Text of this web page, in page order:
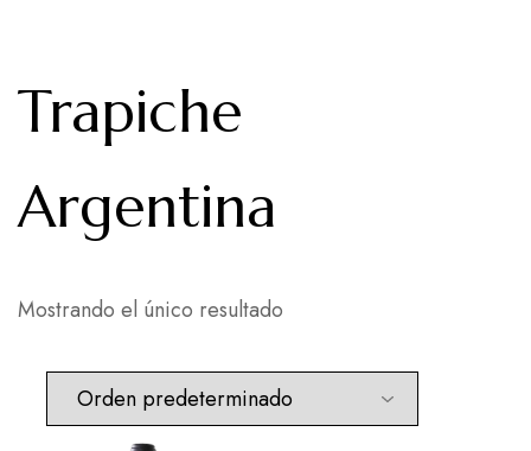
Trapiche
Argentina
Mostrando el único resultado